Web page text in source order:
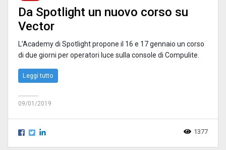
Da Spotlight un nuovo corso su
Vector
L’Academy di Spotlight propone il 16 e 17 gennaio un corso
di due giorni per operatori luce sulla console di Compulite.
Leggi tutto
09/01/2019
1377